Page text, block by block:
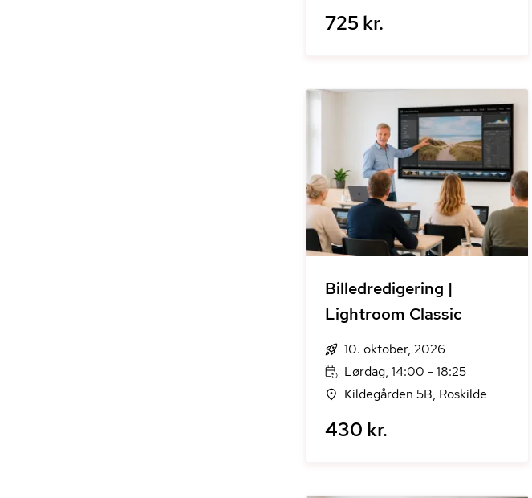
725 kr.
Billedredigering |
Lightroom Classic
10. oktober, 2026
Lørdag, 14:00 - 18:25
Kildegården 5B, Roskilde
430 kr.